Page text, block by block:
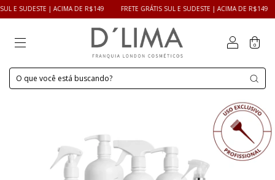
E SUDESTE | ACIMA DE R$149 FRETE GRÁTIS SUL E SUDESTE | ACIMA DE R$149
0